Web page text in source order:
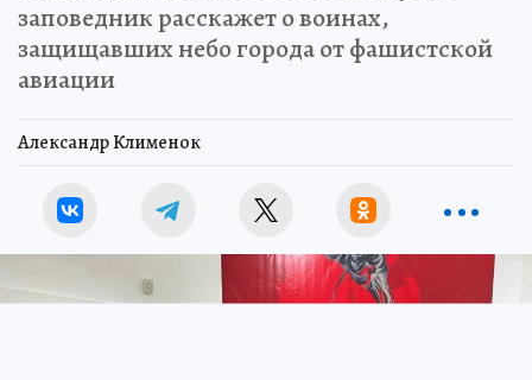
заповедник расскажет о воинах,
защищавших небо города от фашистской
авиации
Александр Клименок